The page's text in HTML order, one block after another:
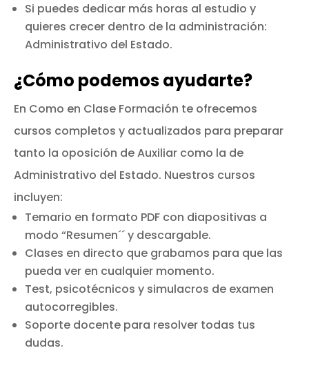
Si puedes dedicar más horas al estudio y
quieres crecer dentro de la administración:
Administrativo del Estado.
¿Cómo podemos ayudarte?
En Como en Clase Formación te ofrecemos
cursos completos y actualizados para preparar
tanto la oposición de Auxiliar como la de
Administrativo del Estado. Nuestros cursos
incluyen:
Temario en formato PDF con diapositivas a
modo “Resumen´´ y descargable.
Clases en directo que grabamos para que las
pueda ver en cualquier momento.
Test, psicotécnicos y simulacros de examen
autocorregibles.
Soporte docente para resolver todas tus
dudas.